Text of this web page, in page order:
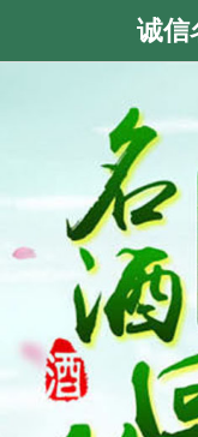
诚信